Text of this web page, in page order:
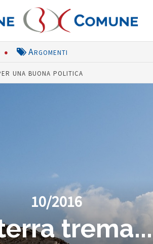
Argomenti
una buona politica
10/2016
trema...